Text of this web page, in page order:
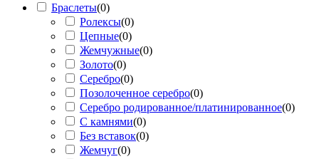
Браслеты(0)
Ролексы(0)
Цепные(0)
Жемчужные(0)
Золото(0)
Серебро(0)
Позолоченное серебро(0)
Серебро родированное/платинированное(0)
С камнями(0)
Без вставок(0)
Жемчуг(0)